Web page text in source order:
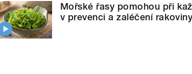
Mořské řasy pomohou při
v prevenci a zaléčení